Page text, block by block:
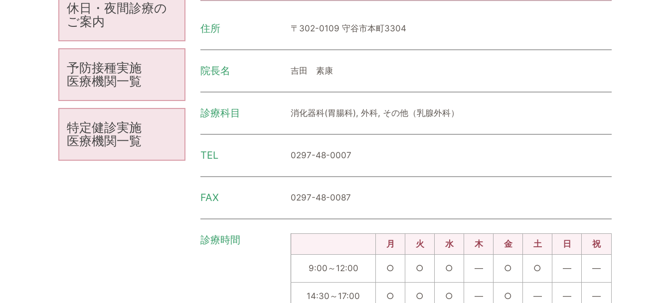
住所 〒302-0109 守谷市本町3304
院長名 吉田 素康
診療科目 消化器科(胃腸科), 外科, その他（乳腺外科）
TEL 0297-48-0007
FAX 0297-48-0087
診療時間 月 火 水 木 金 土 日 祝
9:00～12:00 ○ ○ ○ ― ○ ○ ― ―
14:30～17:00 ○ ○ ○ ― ○ ― ― ―
休日・夜間診療の
ご案内
予防接種実施
医療機関一覧
特定健診実施
医療機関一覧